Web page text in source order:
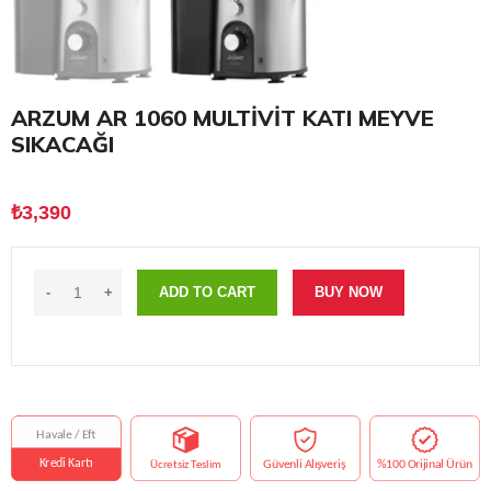
ARZUM AR 1060 MULTİVİT KATI MEYVE
SIKACAĞI
₺3,390
ADD TO CART BUY NOW